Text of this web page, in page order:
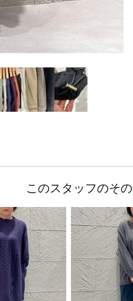
このスタッフのそ